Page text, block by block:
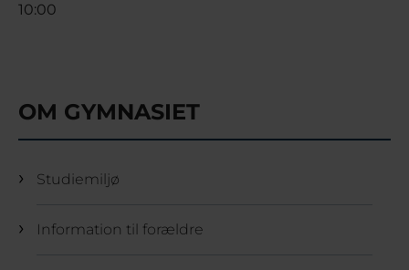
10:00
OM GYMNASIET
Studiemiljø
Information til forældre